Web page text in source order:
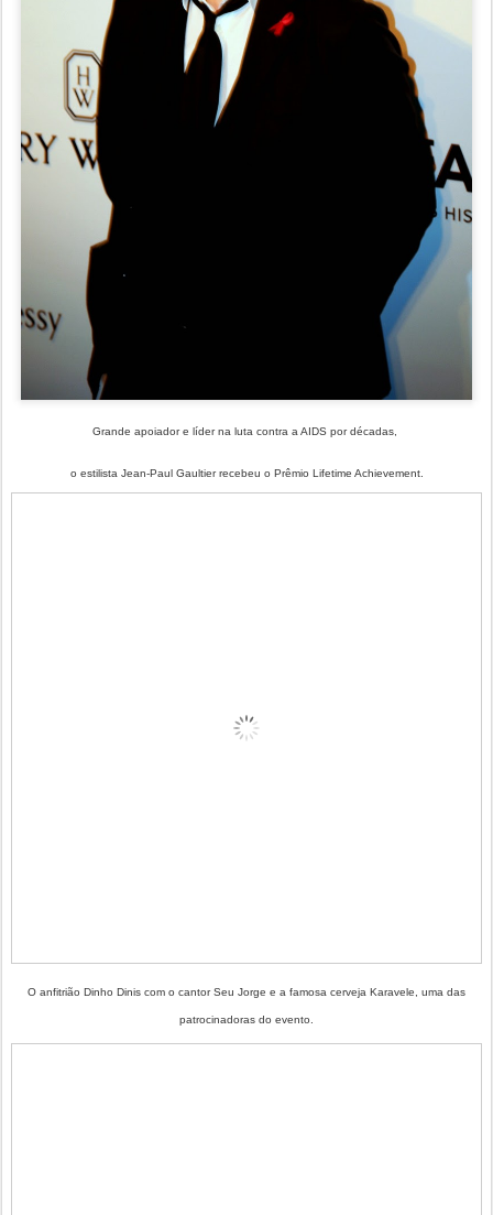
Grande apoiador e líder na luta contra a AIDS por décadas,
o estilista Jean-Paul Gaultier recebeu o Prêmio Lifetime Achievement.
O anfitrião Dinho Dinis com o cantor Seu Jorge e a famosa cerveja Karavele, uma das
patrocinadoras do evento.